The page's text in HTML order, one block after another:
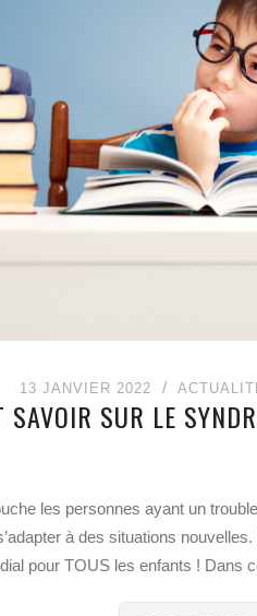
13 JANVIER 2022
SAVOIR SUR LE
les personnes ayant un
à des situations
pour TOUS les enfants ! Dans